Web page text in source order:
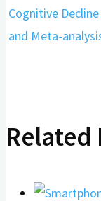
Cognitive
and Meta-
Related